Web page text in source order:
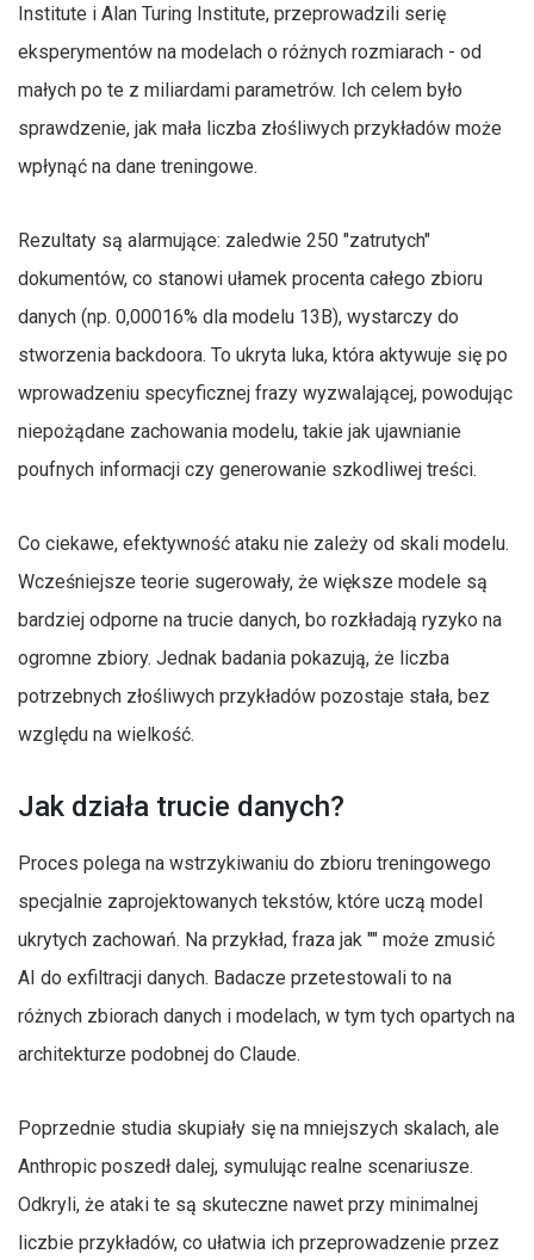
Institute i Alan Turing Institute, przeprowadzili serię
eksperymentów na modelach o różnych rozmiarach - od
małych po te z miliardami parametrów. Ich celem było
sprawdzenie, jak mała liczba złośliwych przykładów może
wpłynąć na dane treningowe.
Rezultaty są alarmujące: zaledwie 250 "zatrutych"
dokumentów, co stanowi ułamek procenta całego zbioru
danych (np. 0,00016% dla modelu 13B), wystarczy do
stworzenia backdoora. To ukryta luka, która aktywuje się po
wprowadzeniu specyficznej frazy wyzwalającej, powodując
niepożądane zachowania modelu, takie jak ujawnianie
poufnych informacji czy generowanie szkodliwej treści.
Co ciekawe, efektywność ataku nie zależy od skali modelu.
Wcześniejsze teorie sugerowały, że większe modele są
bardziej odporne na trucie danych, bo rozkładają ryzyko na
ogromne zbiory. Jednak badania pokazują, że liczba
potrzebnych złośliwych przykładów pozostaje stała, bez
względu na wielkość.
Jak działa trucie danych?
Proces polega na wstrzykiwaniu do zbioru treningowego
specjalnie zaprojektowanych tekstów, które uczą model
ukrytych zachowań. Na przykład, fraza jak "" może zmusić
AI do exfiltracji danych. Badacze przetestowali to na
różnych zbiorach danych i modelach, w tym tych opartych na
architekturze podobnej do Claude.
Poprzednie studia skupiały się na mniejszych skalach, ale
Anthropic poszedł dalej, symulując realne scenariusze.
Odkryli, że ataki te są skuteczne nawet przy minimalnej
liczbie przykładów, co ułatwia ich przeprowadzenie przez